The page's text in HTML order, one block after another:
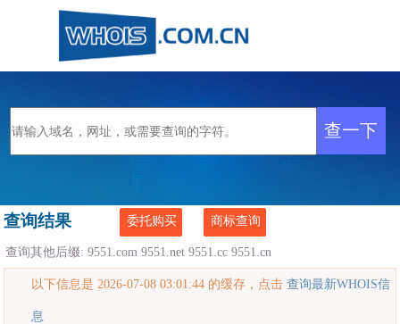
查询结果 委托购买 商标查询
查询其他后缀:9551.com 9551.net 9551.cc 9551.cn
以下信息是 2026-07-08 03:01:44 的缓存，点击查询最新WHOIS信
息